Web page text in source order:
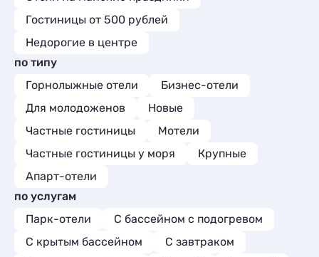
Гостиницы от 500 рублей
Недорогие в центре
по типу
Горнолыжные отели
Бизнес-отели
Для молодоженов
Новые
Частные гостиницы
Мотели
Частные гостиницы у моря
Крупные
Апарт-отели
по услугам
Парк-отели
С бассейном с подогревом
С крытым бассейном
С завтраком